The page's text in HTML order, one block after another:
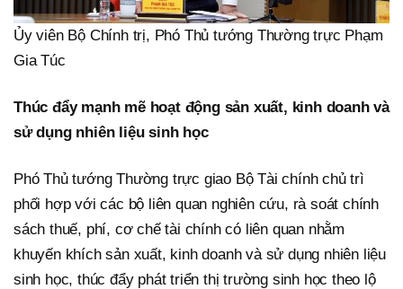
Ủy viên Bộ Chính trị, Phó Thủ tướng Thường trực Phạm
Gia Túc
Thúc đẩy mạnh mẽ hoạt động sản xuất, kinh doanh và
sử dụng nhiên liệu sinh học
Phó Thủ tướng Thường trực giao Bộ Tài chính chủ trì
phối hợp với các bộ liên quan nghiên cứu, rà soát chính
sách thuế, phí, cơ chế tài chính có liên quan nhằm
khuyến khích sản xuất, kinh doanh và sử dụng nhiên liệu
sinh học, thúc đẩy phát triển thị trường sinh học theo lộ